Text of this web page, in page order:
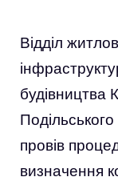
Відділ
будівництва
провів
визначення